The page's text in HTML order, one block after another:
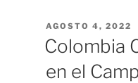
PUBLICADO
AGOSTO 4, 2022
Colombia
en el